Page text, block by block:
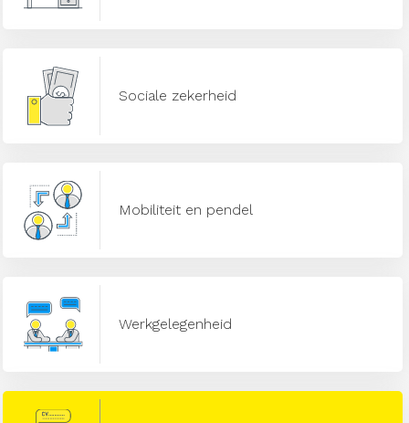
Sociale zekerheid
Mobiliteit en pendel
Werkgelegenheid